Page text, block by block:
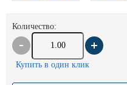
Количество:
Купить в один клик